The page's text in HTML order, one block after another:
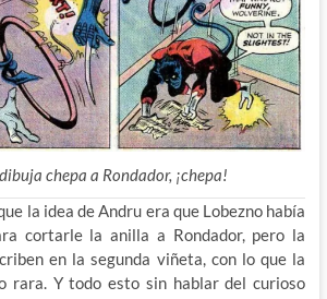
chepa a Rondador, ¡chepa!
la idea de Andru era que Lobezno había
cortarle la anilla a Rondador, pero la
en la segunda viñeta, con lo que la
rara. Y todo esto sin hablar del curioso